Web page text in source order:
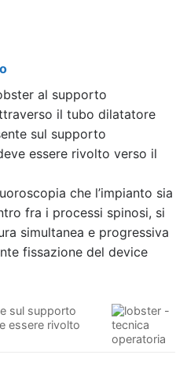
al supporto
il tubo dilatatore
sul supporto
essere rivolto verso il
che l’impianto sia
fra i processi spinosi, si
simultanea e progressiva
fissazione del device
sul supporto
essere rivolto